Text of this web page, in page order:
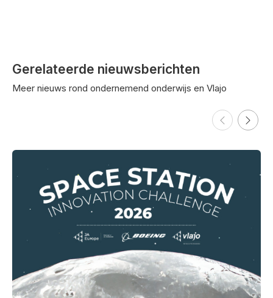
Gerelateerde nieuwsberichten
Meer nieuws rond ondernemend onderwijs en Vlajo